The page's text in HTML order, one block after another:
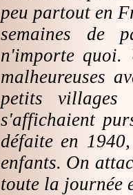
peu partout en
semaines de
n'importe quoi.
malheureuses
petits
s'affichaient
défaite en
enfants. On
toute la journée